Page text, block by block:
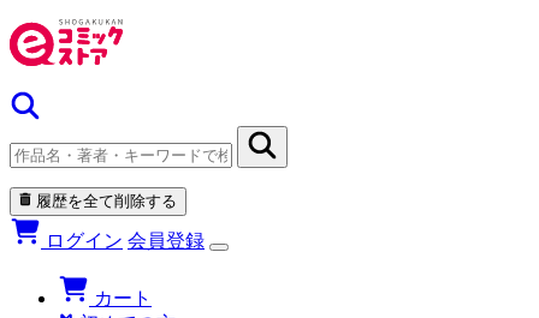
履歴を全て削除する
ログイン 会員登録
カート